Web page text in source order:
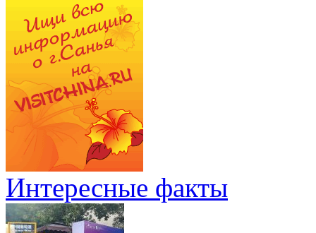
Интересные факты